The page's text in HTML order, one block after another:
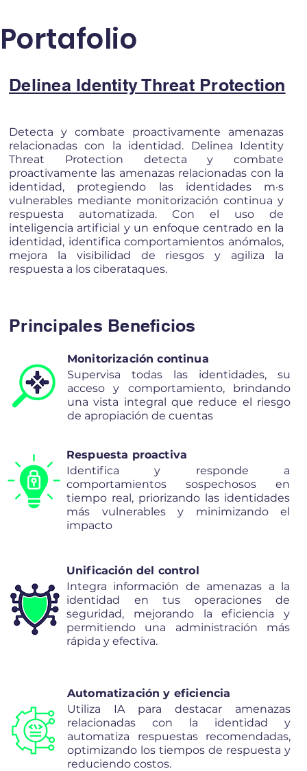
Portafolio
Delinea Identity Threat Protection
Detecta y combate proactivamente amenazas
relacionadas con la identidad. Delinea Identity
Threat Protection detecta y combate
proactivamente las amenazas relacionadas con la
identidad, protegiendo las identidades m·s
vulnerables mediante monitorización continua y
respuesta automatizada. Con el uso de
inteligencia artificial y un enfoque centrado en la
identidad, identifica comportamientos anómalos,
mejora la visibilidad de riesgos y agiliza la
respuesta a los ciberataques.
Principales Beneficios
Monitorización continua
Supervisa todas las identidades, su
acceso y comportamiento, brindando
una vista integral que reduce el riesgo
de apropiación de cuentas
Respuesta proactiva
Identifica y responde a
comportamientos sospechosos en
tiempo real, priorizando las identidades
más vulnerables y minimizando el
impacto
Unificación del control
Integra información de amenazas a la
identidad en tus operaciones de
seguridad, mejorando la eficiencia y
permitiendo una administración más
rápida y efectiva.
Automatización y eficiencia
Utiliza IA para destacar amenazas
relacionadas con la identidad y
automatiza respuestas recomendadas,
optimizando los tiempos de respuesta y
reduciendo costos.